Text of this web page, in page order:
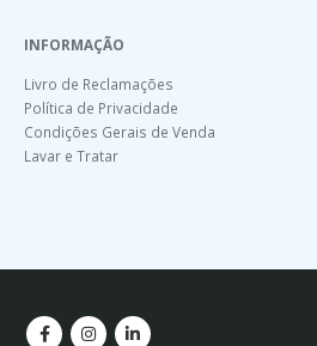
INFORMAÇÃO
Livro de Reclamações
Política de Privacidade
Condições Gerais de Venda
Lavar e Tratar